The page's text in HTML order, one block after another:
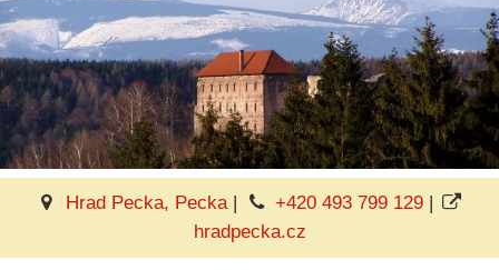
Hrad Pecka, Pecka | +420 493 799 129|
hradpecka.cz